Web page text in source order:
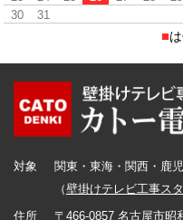
30
31
■
対象
関東・東海・関西・鹿
（壁掛けテレビ工事ス
住所
〒466-0857 名古屋市昭